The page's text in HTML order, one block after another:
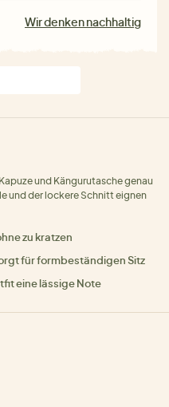
Wir denken nachhaltig
und Kängurutasche genau
und der lockere Schnitt eignen
zu kratzen
für formbeständigen Sitz
eine lässige Note